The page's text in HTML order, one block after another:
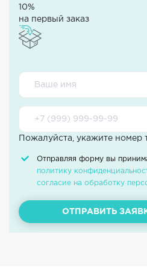
10%
на первый заказ
Пожалуйста, укажите номер
Отправляя форму вы
политику
согласие на обработку